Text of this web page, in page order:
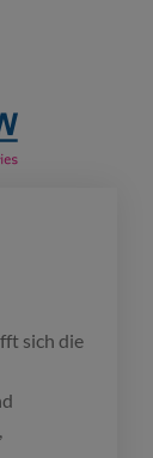
sich die